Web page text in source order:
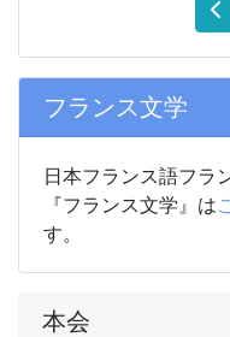
本会
フランス文学
日本フランス語フラ
『フランス文学』は
す。